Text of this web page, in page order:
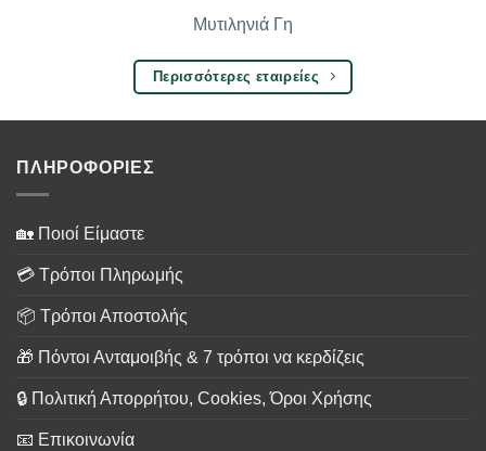
Μυτιληνιά Γη
Περισσότερες εταιρείες
ΠΛΗΡΟΦΟΡΙΕΣ
🏡 Ποιοί Είμαστε
💳 Τρόποι Πληρωμής
📦 Τρόποι Αποστολής
🎁 Πόντοι Ανταμοιβής & 7 τρόποι να κερδίζεις
🔒 Πολιτική Απορρήτου, Cookies, Όροι Χρήσης
📧 Επικοινωνία